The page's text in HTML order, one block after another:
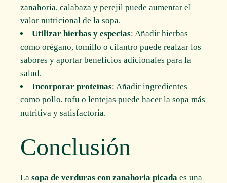
zanahoria, calabaza y perejil puede aumentar el
valor nutricional de la sopa.
Utilizar hierbas y especias: Añadir hierbas
como orégano, tomillo o cilantro puede realzar los
sabores y aportar beneficios adicionales para la
salud.
Incorporar proteínas: Añadir ingredientes
como pollo, tofu o lentejas puede hacer la sopa más
nutritiva y satisfactoria.
Conclusión
Lasopa de verduras con zanahoria picada es una